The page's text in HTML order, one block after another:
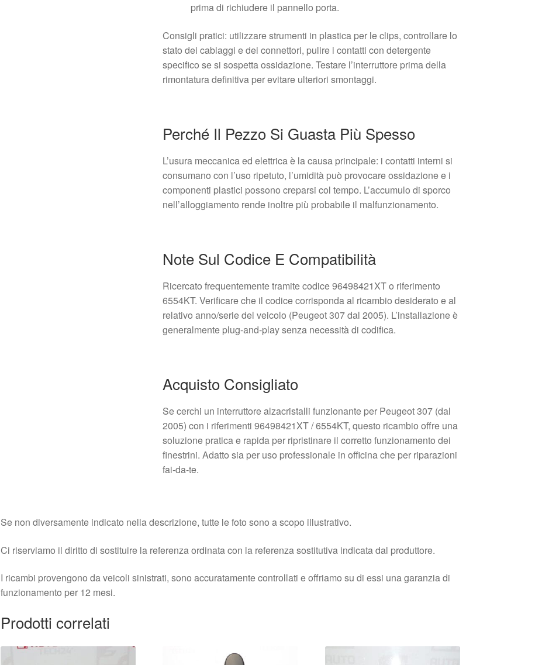
prima di richiudere il pannello porta.
Consigli pratici: utilizzare strumenti in plastica per le clips, controllare lo
stato dei cablaggi e dei connettori, pulire i contatti con detergente
specifico se si sospetta ossidazione. Testare l’interruttore prima della
rimontatura definitiva per evitare ulteriori smontaggi.
Perché Il Pezzo Si Guasta Più Spesso
L’usura meccanica ed elettrica è la causa principale: i contatti interni si
consumano con l’uso ripetuto, l’umidità può provocare ossidazione e i
componenti plastici possono creparsi col tempo. L’accumulo di sporco
nell’alloggiamento rende inoltre più probabile il malfunzionamento.
Note Sul Codice E Compatibilità
Ricercato frequentemente tramite codice 96498421XT o riferimento
6554KT. Verificare che il codice corrisponda al ricambio desiderato e al
relativo anno/serie del veicolo (Peugeot 307 dal 2005). L’installazione è
generalmente plug-and-play senza necessità di codifica.
Acquisto Consigliato
Se cerchi un interruttore alzacristalli funzionante per Peugeot 307 (dal
2005) con i riferimenti 96498421XT / 6554KT, questo ricambio offre una
soluzione pratica e rapida per ripristinare il corretto funzionamento dei
finestrini. Adatto sia per uso professionale in officina che per riparazioni
fai‑da‑te.
Se non diversamente indicato nella descrizione, tutte le foto sono a scopo illustrativo.
Ci riserviamo il diritto di sostituire la referenza ordinata con la referenza sostitutiva indicata dal produttore.
I ricambi provengono da veicoli sinistrati, sono accuratamente controllati e offriamo su di essi una garanzia di
funzionamento per 12 mesi.
Prodotti correlati